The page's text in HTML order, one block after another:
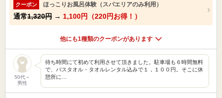
クーポン ほっこりお風呂体験（スパエリアのみ利用）
通常1,320円 → 1,100円（220円お得！）
他にも1種類のクーポンがあります
50代～
男性
待ち時間にて初めて利用させて頂きました。駐車場も６時間無料
で、バスタオル・タオルレンタル込みで１，１００円。そこに休
憩所に…